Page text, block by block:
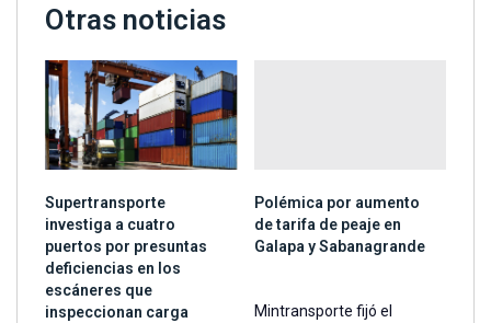
Otras noticias
Supertransporte
investiga a cuatro
puertos por presuntas
deficiencias en los
escáneres que
inspeccionan carga
Polémica por aumento
de tarifa de peaje en
Galapa y Sabanagrande
Mintransporte fijó el